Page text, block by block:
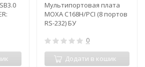
Мультипортовая плата
MOXA C168H/PCI (8 портов
RS-232) БУ
0
Додати в кошик